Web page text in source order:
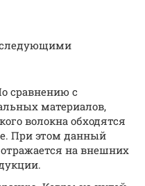
следующими
сравнению с
материалов,
волокна обходятся
При этом данный
на внешних